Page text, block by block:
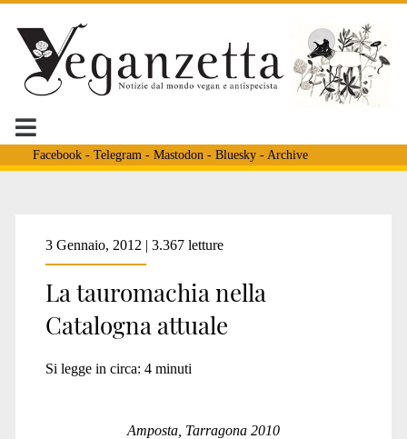
Facebook- Telegram - Mastodon - Bluesky- Archive
Tag:
<span>animalismo
catalogna</span>
3 Gennaio, 2012 | 3.367 letture
La tauromachia nella
Catalogna attuale
Si legge in circa: 4 minuti
Amposta, Tarragona 2010